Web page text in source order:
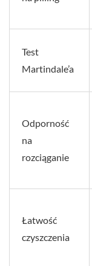
Test
Martindale’a
Odporność
na
rozciąganie
Łatwość
czyszczenia